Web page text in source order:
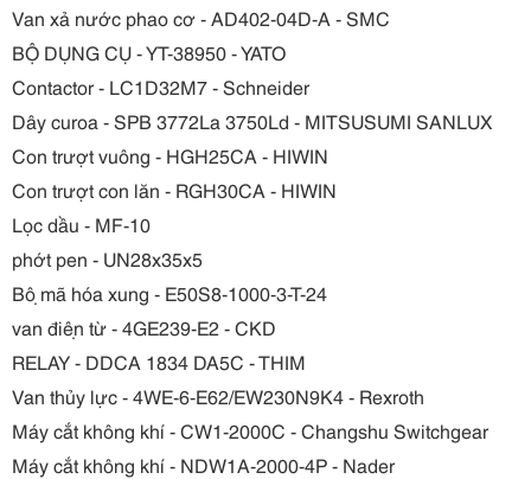
Van xả nước phao cơ - AD402-04D-A - SMC
BỘ DỤNG CỤ - YT-38950 - YATO
Contactor - LC1D32M7 - Schneider
Dây curoa - SPB 3772La 3750Ld - MITSUSUMI SANLUX
Con trượt vuông - HGH25CA - HIWIN
Con trượt con lăn - RGH30CA - HIWIN
Lọc dầu - MF-10
phớt pen - UN28x35x5
Bộ mã hóa xung - E50S8-1000-3-T-24
van điện từ - 4GE239-E2 - CKD
RELAY - DDCA 1834 DA5C - THIM
Van thủy lực - 4WE-6-E62/EW230N9K4 - Rexroth
Máy cắt không khí - CW1-2000C - Changshu Switchgear
Máy cắt không khí - NDW1A-2000-4P - Nader